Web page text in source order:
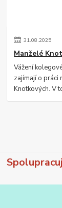
31.08.2025
Manželé
Vážení
zajímají o práci
Knotkových. V